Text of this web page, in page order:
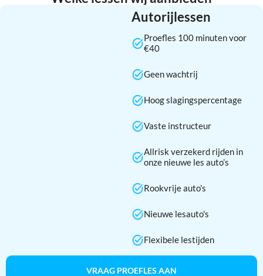
Autorijlessen
Proefles 100 minuten voor
€40
Geen wachtrij
Hoog slagingspercentage
Vaste instructeur
Allrisk verzekerd rijden in
onze nieuwe les auto’s
Rookvrije auto's
Nieuwe lesauto's
Flexibele lestijden
VRAAG PROEFLES AAN